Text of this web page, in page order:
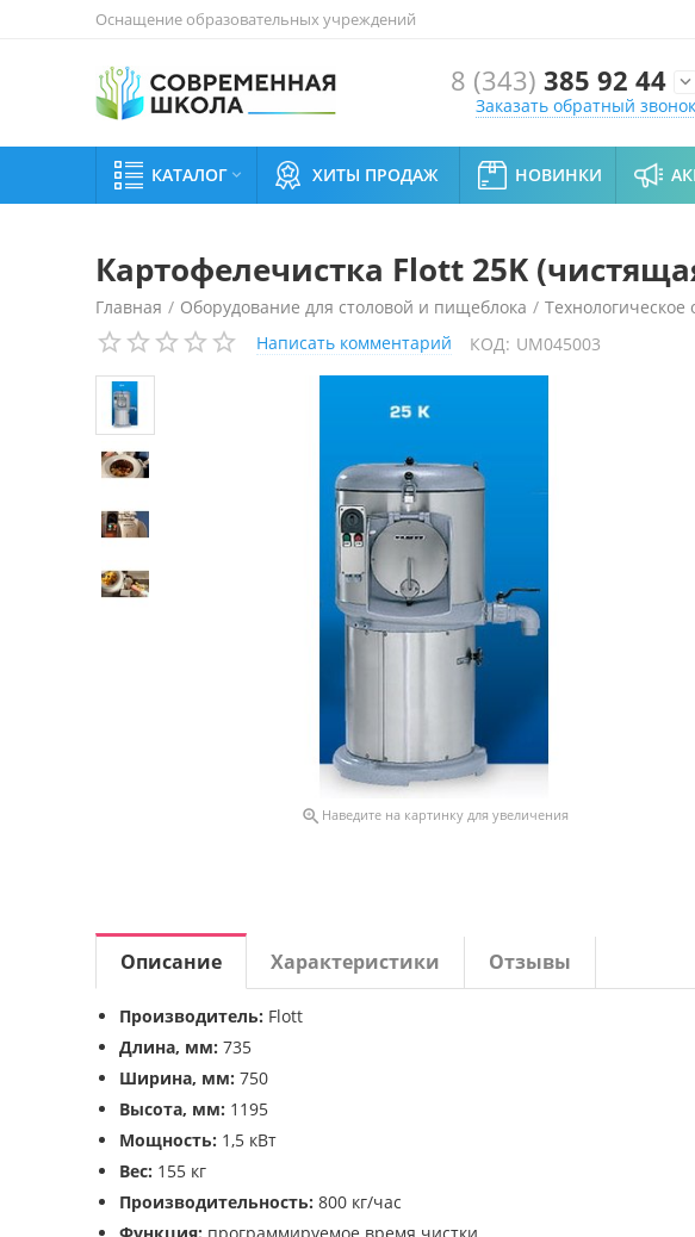
Оснащение образовательных учреждений
8 (343) 385 92 44 
Заказать обратный звонок
КАТАЛОГ  ХИТЫ ПРОДАЖ НОВИНКИ
Картофелечистка Flott 25K
Главная / Оборудование для столовой и пищеблока / Технологическое
Машины для очистки и протирки овощей / Картофелечистка Flott 25K
Написать комментарий КОД: UM045003
 Наведите на картинку для увеличения
Описание Характеристики Отзывы
Производитель: Flott
Длина, мм: 735
Ширина, мм: 750
Высота, мм: 1195
Мощность: 1,5 кВт
Вес: 155 кг
Производительность: 800 кг/час